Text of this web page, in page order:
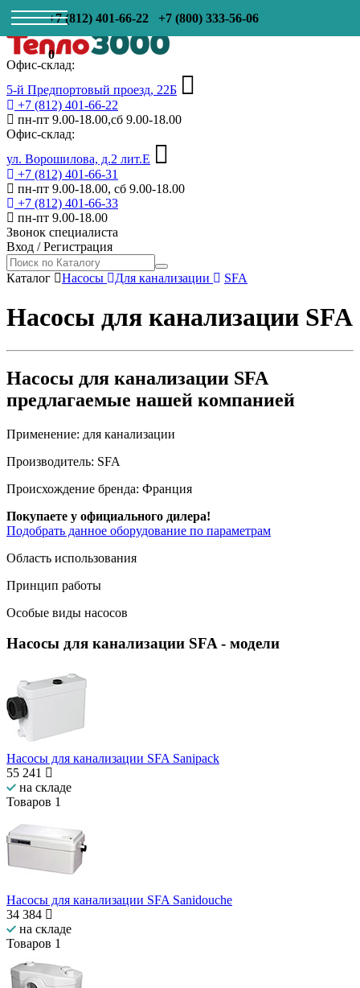
+7 (812) 401-66-22 +7 (800) 333-56-06
0
Офис-склад:
5-й Предпортовый проезд, 22Б
+7 (812) 401-66-22
пн-пт 9.00-18.00,сб 9.00-18.00
Офис-склад:
ул. Ворошилова, д.2 лит.Е
+7 (812) 401-66-31
пн-пт 9.00-18.00, сб 9.00-18.00
+7 (812) 401-66-33
пн-пт 9.00-18.00
Звонок специалиста
Вход /Регистрация
Каталог Насосы Для канализации SFA
Насосы для канализации SFA
Насосы для канализации SFA
предлагаемые нашей компанией
Применение: для канализации
Производитель: SFA
Происхождение бренда: Франция
Покупаете у официального дилера!
Подобрать данное оборудование по параметрам
Область использования
Принцип работы
Особые виды насосов
Насосы для канализации SFA- модели
Насосы для канализации SFA Sanipack
55 241
на складе
Товаров 1
Насосы для канализации SFA Sanidouche
34 384
на складе
Товаров 1